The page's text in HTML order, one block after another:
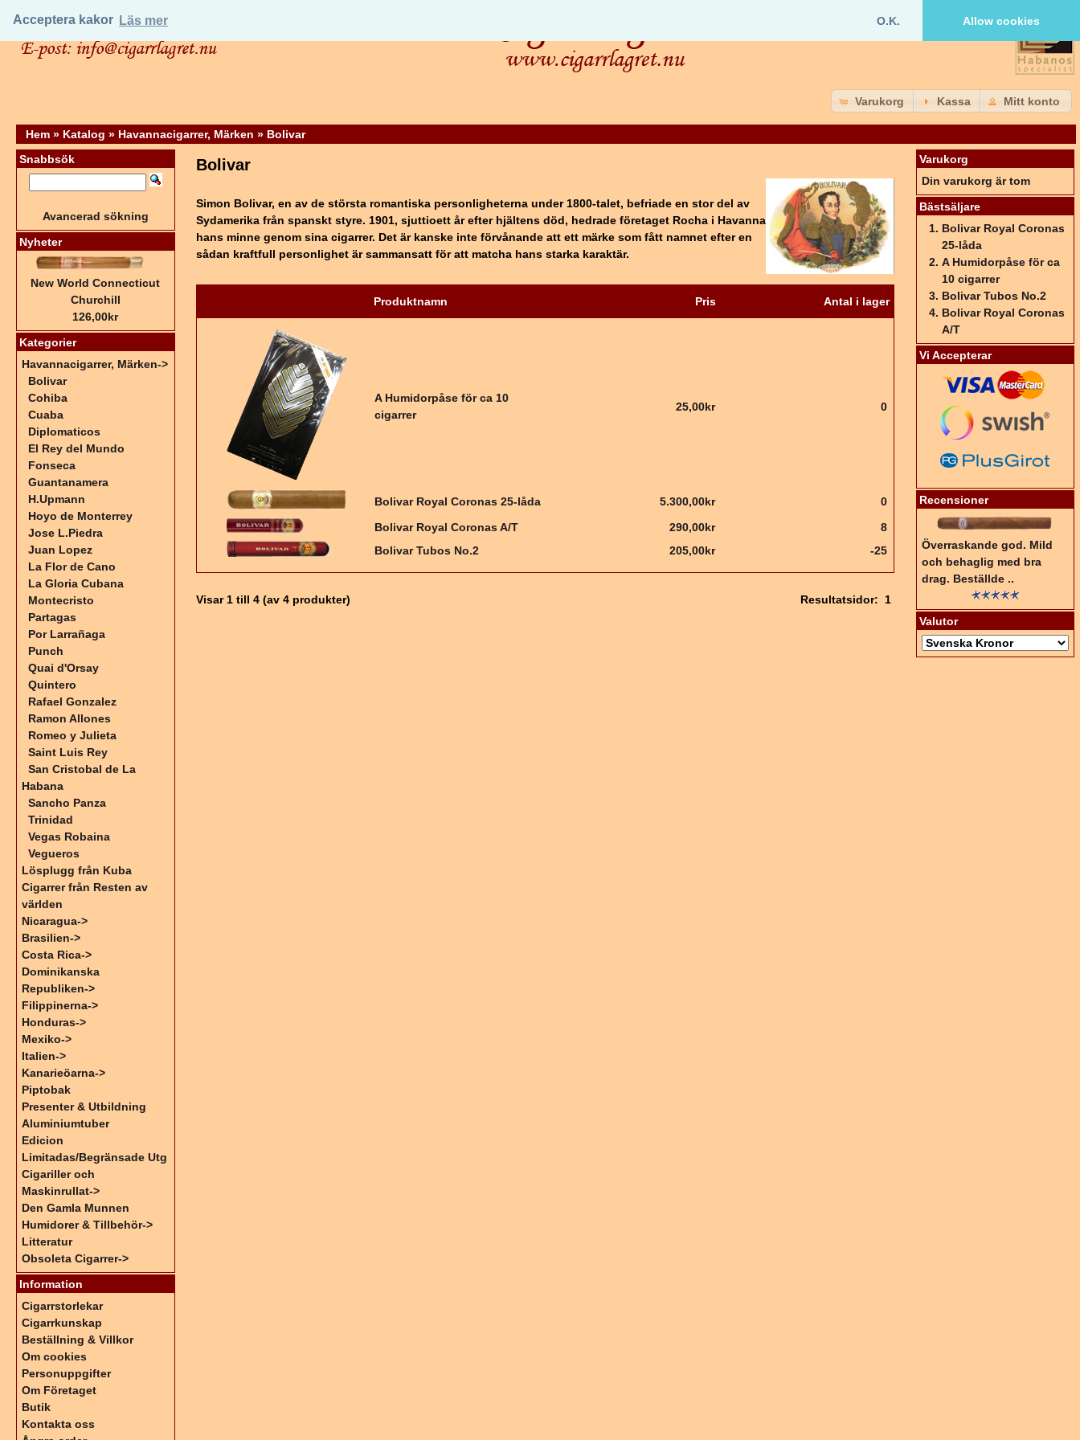
Acceptera kakor Läs mer O.K. Allow cookies
Varukorg Kassa Mitt konto
Hem » Katalog » Havannacigarrer, Märken » Bolivar
Bolivar
Simon Bolivar, en av de största romantiska personligheterna under 1800-talet, befriade en stor del av
Sydamerika från spanskt styre. 1901, sjuttioett år efter hjältens död, hedrade företaget Rocha i Havanna
hans minne genom sina cigarrer. Det är kanske inte förvånande att ett märke som fått namnet efter en
sådan kraftfull personlighet är sammansatt för att matcha hans starka karaktär.
Produktnamn Pris Antal i lager
A Humidorpåse för ca 10
cigarrer
25,00kr 0
Bolivar Royal Coronas 25-låda 5.300,00kr
0
Bolivar Royal Coronas A/T
290,00kr
8
Bolivar Tubos No.2
205,00kr -25
Resultatsidor:1
Visar1till 4(av 4produkter)
Snabbsök
Avancerad sökning
Nyheter
New World Connecticut
Churchill
126,00kr
Kategorier
Havannacigarrer, Märken->
Bolivar
Cohiba
Cuaba
Diplomaticos
El Rey del Mundo
Fonseca
Guantanamera
H.Upmann
Hoyo de Monterrey
Jose L.Piedra
Juan Lopez
La Flor de Cano
La Gloria Cubana
Montecristo
Partagas
Por Larrañaga
Punch
Quai d'Orsay
Quintero
Rafael Gonzalez
Ramon Allones
Romeo y Julieta
Saint Luis Rey
San Cristobal de La
Habana
Sancho Panza
Trinidad
Vegas Robaina
Vegueros
Lösplugg från Kuba
Cigarrer från Resten av
världen
Nicaragua->
Brasilien->
Costa Rica->
Dominikanska
Republiken->
Filippinerna->
Honduras->
Mexiko->
Italien->
Kanarieöarna->
Piptobak
Presenter & Utbildning
Aluminiumtuber
Edicion
Limitadas/Begränsade Utg
Cigariller och
Maskinrullat->
Den Gamla Munnen
Humidorer & Tillbehör->
Litteratur
Obsoleta Cigarrer->
Information
Cigarrstorlekar
Cigarrkunskap
Beställning & Villkor
Om cookies
Personuppgifter
Om Företaget
Butik
Kontakta oss
Varukorg
Din varukorg är tom
Bästsäljare
Bolivar Royal Coronas
25-låda
A Humidorpåse för ca
10 cigarrer
Bolivar Tubos No.2
Bolivar Royal Coronas
A/T
Vi Accepterar
Recensioner
Överraskande god. Mild
och behaglig med bra
drag. Beställde ..
Valutor